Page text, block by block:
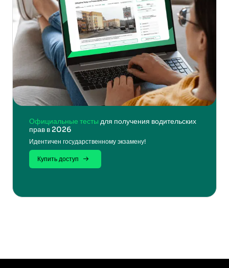
Официальные тесты для получения водительских
прав в 2026
Идентичен государственному экзамену!
Купить доступ